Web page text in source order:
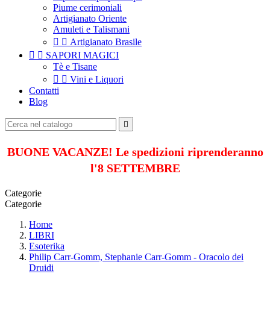
Piume cerimoniali
Artigianato Oriente
Amuleti e Talismani
  Artigianato Brasile
  SAPORI MAGICI
Tè e Tisane
  Vini e Liquori
Contatti
Blog

BUONE VACANZE! Le spedizioni riprenderanno
l'8 SETTEMBRE
Categorie
Categorie
Home
LIBRI
Esoterika
Philip Carr-Gomm, Stephanie Carr-Gomm - Oracolo dei
Druidi